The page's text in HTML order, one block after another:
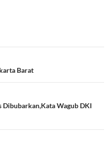
Barat
Dibubarkan,Kata Wagub DKI